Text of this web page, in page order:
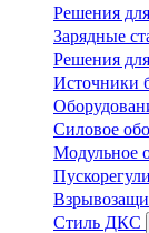
Решения
Зарядные
Решения
Источники
Силовое
Модульное
Стиль ДКС